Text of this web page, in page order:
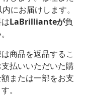
にお届けします。
LaBrillianteが負
商品を返品するこ
払いいただいた購
または一部をお支
。